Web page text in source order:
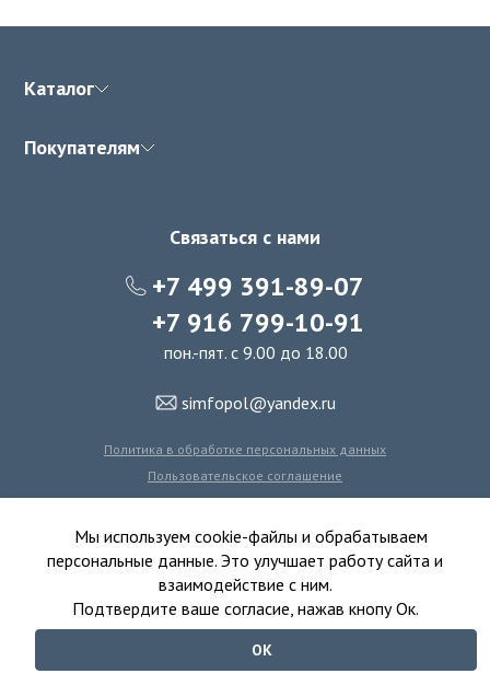
Каталог
Покупателям
Связаться с нами
+7 499 391-89-07
+7 916 799-10-91
пон.-пят. с 9.00 до 18.00
simfopol@yandex.ru
Политика в обработке персональных данных
Пользовательское соглашение
Политика использования файлов cookie
© 2016-2026 Симфония Пола - интернет-магазин
ковролина, линолеума, виниловых полов и ковровой плитки.
Мы используем cookie-файлы и обрабатываем
персональные данные. Это улучшает работу сайта и
взаимодействие с ним.
Подтвердите ваше согласие, нажав кнопу Ок.
ОК